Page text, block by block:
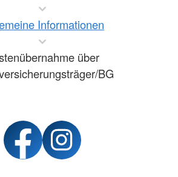
Informationen
über
BG